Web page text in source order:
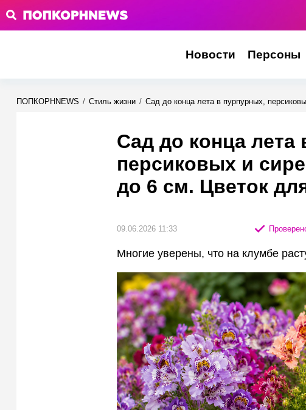
Новости Персоны
ПОПКОРНNEWS / Стиль жизни / Сад до конца лета в пурпурных,
Сад до конца лета
персиковых и
до 6 см. Цветок
09.06.2026 11:33
Многие уверены, что на клумбе